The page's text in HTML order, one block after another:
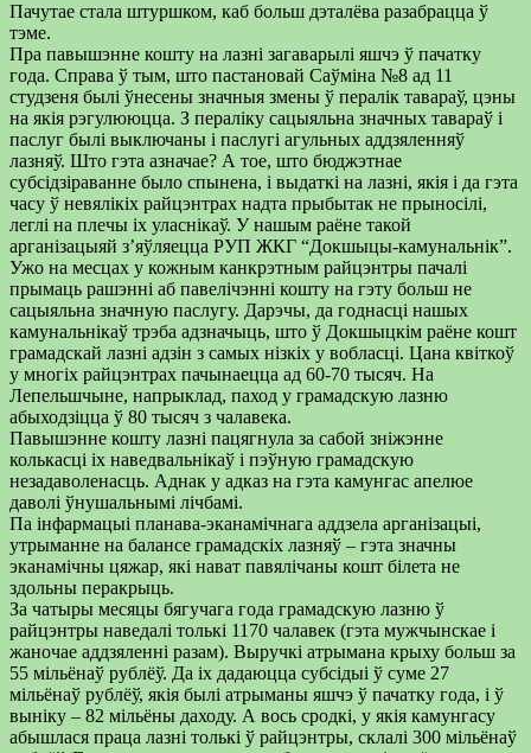
Пачутае стала штуршком, каб больш дэталёва разабрацца ў
тэме.
Пра павышэнне кошту на лазні загаварылі яшчэ ў пачатку
года. Справа ў тым, што пастановай Саўміна №8 ад 11
студзеня былі ўнесены значныя змены ў пералік тавараў, цэны
на якія рэгулююцца. З пераліку сацыяльна значных тавараў і
паслуг былі выключаны і паслугі агульных аддзяленняў
лазняў. Што гэта азначае? А тое, што бюджэтнае
субсідзіраванне было спынена, і выдаткі на лазні, якія і да гэта
часу ў невялікіх райцэнтрах надта прыбытак не прыносілі,
леглі на плечы іх уласнікаў. У нашым раёне такой
арганізацыяй з’яўляецца РУП ЖКГ “Докшыцы-камунальнік”.
Ужо на месцах у кожным канкрэтным райцэнтры пачалі
прымаць рашэнні аб павелічэнні кошту на гэту больш не
сацыяльна значную паслугу. Дарэчы, да годнасці нашых
камунальнікаў трэба адзначыць, што ў Докшыцкім раёне кошт
грамадскай лазні адзін з самых нізкіх у вобласці. Цана квіткоў
у многіх райцэнтрах пачынаецца ад 60-70 тысяч. На
Лепельшчыне, напрыклад, паход у грамадскую лазню
абыходзіцца ў 80 тысяч з чалавека.
Павышэнне кошту лазні пацягнула за сабой зніжэнне
колькасці іх наведвальнікаў і пэўную грамадскую
незадаволенасць. Аднак у адказ на гэта камунгас апелюе
даволі ўнушальнымі лічбамі.
Па інфармацыі планава-эканамічнага аддзела арганізацыі,
утрыманне на балансе грамадскіх лазняў – гэта значны
эканамічны цяжар, які нават павялічаны кошт білета не
здольны перакрыць.
За чатыры месяцы бягучага года грамадскую лазню ў
райцэнтры наведалі толькі 1170 чалавек (гэта мужчынскае і
жаночае аддзяленні разам). Выручкі атрымана крыху больш за
55 мільёнаў рублёў. Да іх дадаюцца субсідыі ў суме 27
мільёнаў рублёў, якія былі атрыманы яшчэ ў пачатку года, і ў
выніку – 82 мільёны даходу. А вось сродкі, у якія камунгасу
абышлася праца лазні толькі ў райцэнтры, склалі 300 мільёнаў